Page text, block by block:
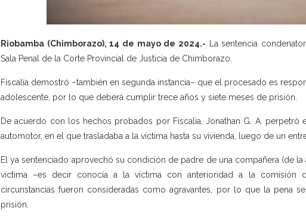
Riobamba (Chimborazo), 14 de mayo de 2024.- La sentencia
Sala Penal de la Corte Provincial de Justicia de Chimborazo.
Fiscalía demostró –también en segunda instancia– que el procesado es
adolescente, por lo que deberá cumplir trece años y siete meses de prisión.
De acuerdo con los hechos probados por Fiscalía, Jonathan G. A.
automotor, en el que trasladaba a la víctima hasta su vivienda, luego de un
El ya sentenciado aprovechó su condición de padre de una compañera (de
víctima –es decir conocía a la víctima con anterioridad a la comisión
circunstancias fueron consideradas como agravantes, por lo que la pena
prisión.